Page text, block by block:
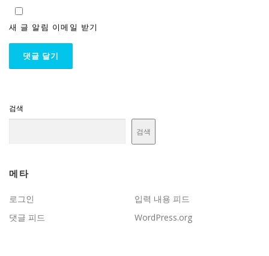
새 글 알림 이메일 받기
검색
검색
메타
로그인
입력 내용 피드
댓글 피드
WordPress.org